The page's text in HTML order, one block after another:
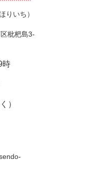
りいち）
枇杷島3-
時
）